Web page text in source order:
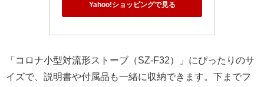
Yahoo!ショッピングで見る
「コロナ小型対流形ストーブ（SZ-F32）」にぴったりのサ
イズで、説明書や付属品も一緒に収納できます。下までフ